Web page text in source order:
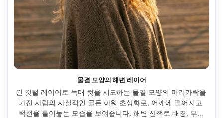
물결 모양의 해변 레이어
긴 깃털 레이어로 늑대 컷을 시도하는 물결 모양의 머리카락을
가진 사람의 사실적인 골든 아워 초상화로, 어깨에 떨어지고
턱선을 틀어놓는 모습을 보여줍니다. 해변 산책로 배경, 부드